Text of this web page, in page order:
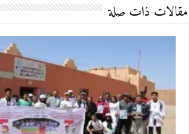
مقالات ذات صلة